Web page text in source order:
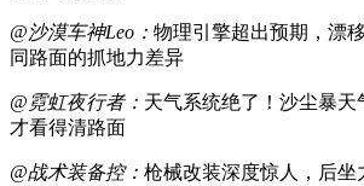
@沙漠车神Leo： 物理引擎超出预期，漂
同路面的抓地力差异
@霓虹夜行者： 天气系统绝了！沙尘暴
才看得清路面
@战术装备控： 枪械改装深度惊人，后坐